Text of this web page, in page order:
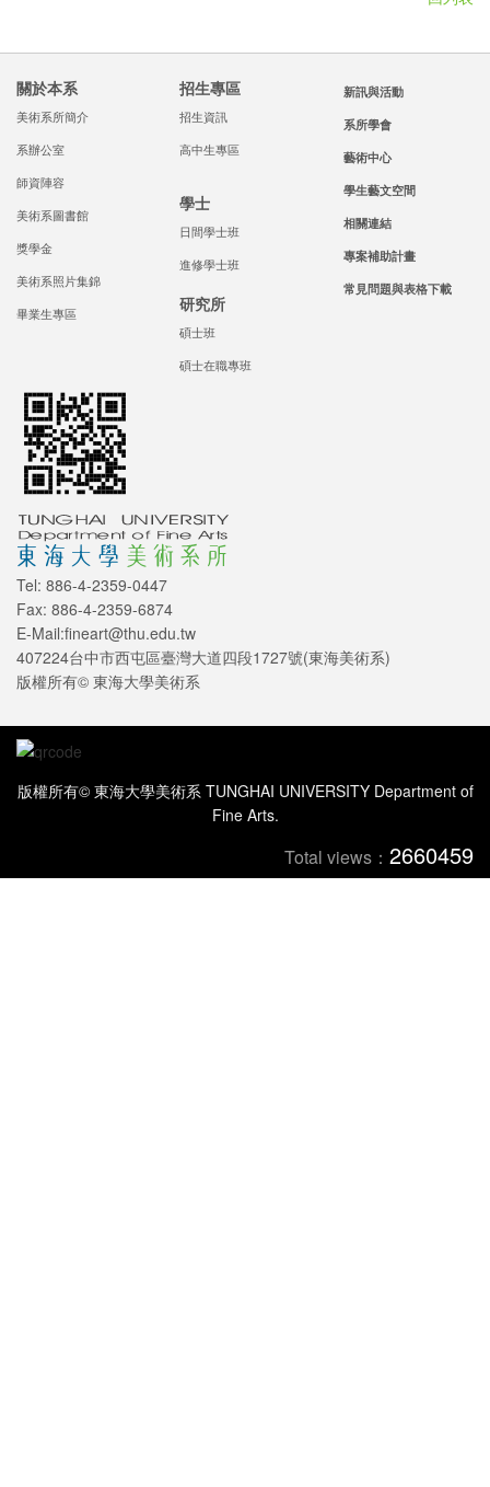
關於本系
美術系所簡介
系辦公室
師資陣容
美術系圖書館
獎學金
美術系照片集錦
畢業生專區
招生專區
招生資訊
高中生專區
學士
日間學士班
進修學士班
研究所
碩士班
碩士在職專班
新訊與活動
系所學會
藝術中心
學生藝文空間
相關連結
專案補助計畫
常見問題與表格下載
Tel: 886-4-2359-0447
Fax: 886-4-2359-6874
E-Mail:fineart@thu.edu.tw
407224台中市西屯區臺灣大道四段1727號(東海美術系)
版權所有© 東海大學美術系
版權所有© 東海大學美術系 TUNGHAI UNIVERSITY Department of
Fine Arts.
Total views： 2660459